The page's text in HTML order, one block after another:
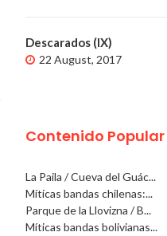
Descarados (IX)
22 August, 2017
Contenido Popular
La Paila / Cueva del Guác...
Míticas bandas chilenas:...
Parque de la Llovizna / B...
Míticas bandas bolivianas...